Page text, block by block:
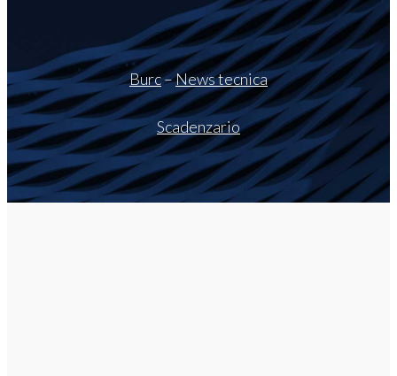
Burc–News tecnica
Scadenzario